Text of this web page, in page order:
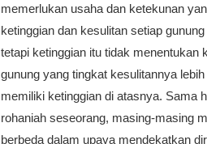
memerlukan usaha dan ketekunan
ketinggian dan kesulitan setiap
tetapi ketinggian itu tidak menentukan
gunung yang tingkat kesulitannya
memiliki ketinggian di atasnya. Sama
rohaniah seseorang, masing-masing
berbeda dalam upaya mendekatkan